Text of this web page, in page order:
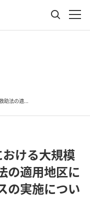
助法の適...
ける大規模
の適用地区に
の実施につい